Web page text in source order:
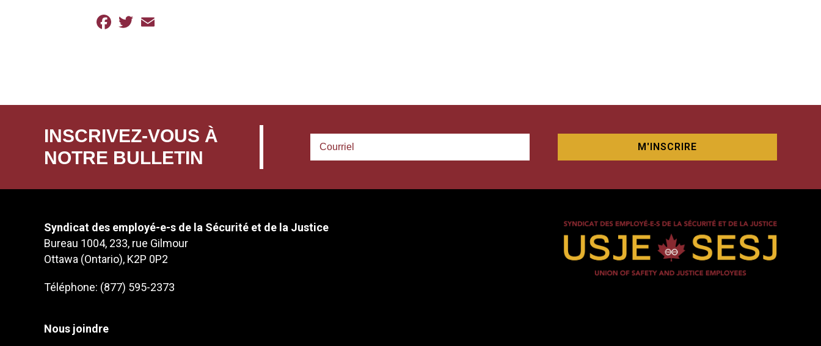
Facebook
Twitter
INSCRIVEZ-VOUS À
NOTRE BULLETIN
Syndicat des employé-e-s de la Sécurité et de la Justice
Bureau 1004, 233, rue Gilmour
Ottawa (Ontario), K2P 0P2
Téléphone: (877) 595-2373
Nous joindre